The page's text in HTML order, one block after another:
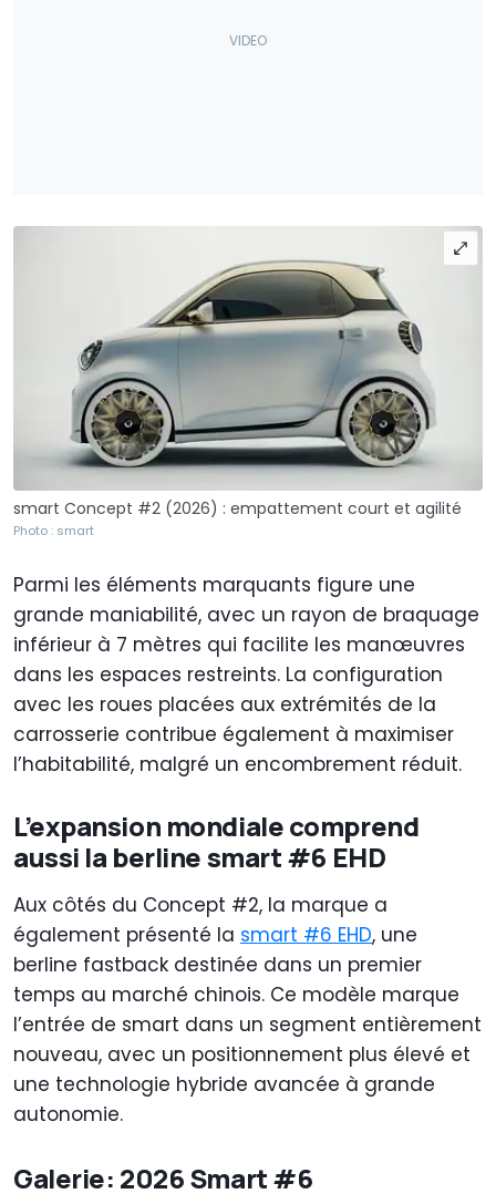
smart Concept #2 (2026) : empattement court et agilité
Photo : smart
Parmi les éléments marquants figure une
grande maniabilité, avec un rayon de braquage
inférieur à 7 mètres qui facilite les manœuvres
dans les espaces restreints. La configuration
avec les roues placées aux extrémités de la
carrosserie contribue également à maximiser
l’habitabilité, malgré un encombrement réduit.
L’expansion mondiale comprend
aussi la berline smart #6 EHD
Aux côtés du Concept #2, la marque a
également présenté la smart #6 EHD, une
berline fastback destinée dans un premier
temps au marché chinois. Ce modèle marque
l’entrée de smart dans un segment entièrement
nouveau, avec un positionnement plus élevé et
une technologie hybride avancée à grande
autonomie.
Galerie: 2026 Smart #6